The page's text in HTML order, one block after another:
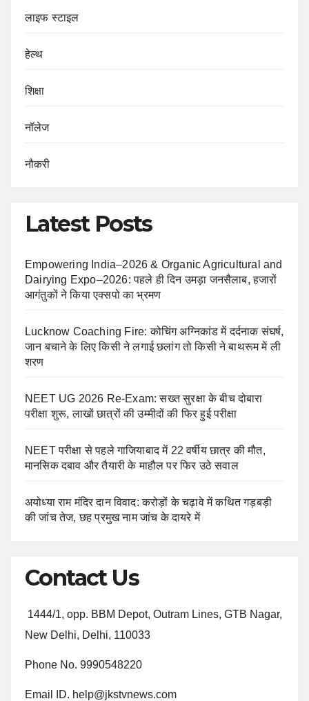
लाइफ स्टाइल
हेल्थ
शिक्षा
नॉलेज
नौकरी
Latest Posts
Empowering India–2026 & Organic Agricultural and
Dairying Expo–2026: पहले ही दिन उमड़ा जनसैलाब, हजारों
आगंतुकों ने किया एक्सपो का भ्रमण
Lucknow Coaching Fire: कोचिंग अग्निकांड में दर्दनाक संघर्ष,
जान बचाने के लिए किसी ने लगाई छलांग तो किसी ने बाथरूम में ली
शरण
NEET UG 2026 Re-Exam: सख्त सुरक्षा के बीच दोबारा
परीक्षा शुरू, लाखों छात्रों की उम्मीदों की फिर हुई परीक्षा
NEET परीक्षा से पहले गाजियाबाद में 22 वर्षीय छात्र की मौत,
मानसिक दबाव और तैयारी के माहौल पर फिर उठे सवाल
अयोध्या राम मंदिर दान विवाद: करोड़ों के चढ़ावे में कथित गड़बड़ी
की जांच तेज, छह प्रमुख नाम जांच के दायरे में
Contact Us
1444/1, opp. BBM Depot, Outram Lines, GTB Nagar,
New Delhi, Delhi, 110033
Phone No. 9990548220
Email ID. help@jkstvnews.com